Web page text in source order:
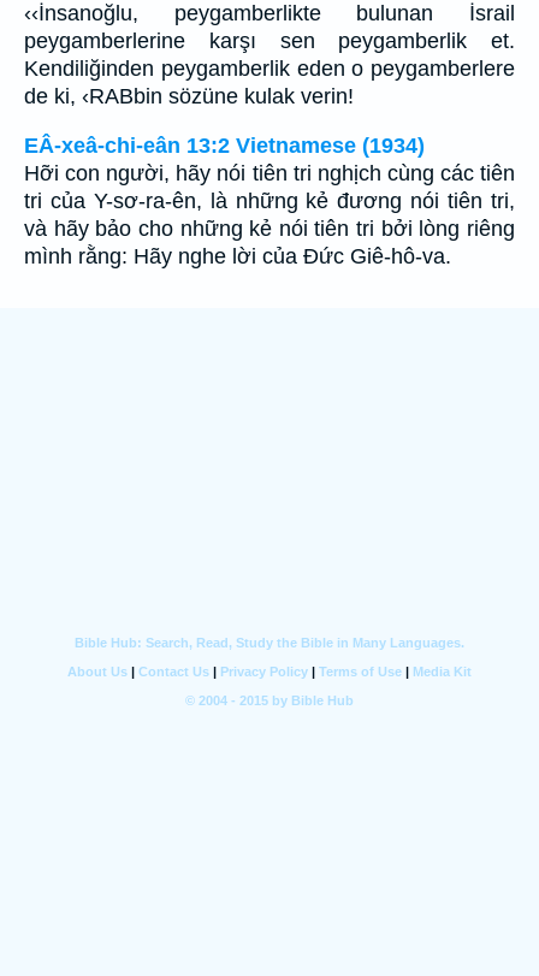
‹‹İnsanoğlu, peygamberlikte bulunan İsrail
peygamberlerine karşı sen peygamberlik et.
Kendiliğinden peygamberlik eden o peygamberlere
de ki, ‹RABbin sözüne kulak verin!
EÂ-xeâ-chi-eân 13:2 Vietnamese (1934)
Hỡi con người, hãy nói tiên tri nghịch cùng các tiên
tri của Y-sơ-ra-ên, là những kẻ đương nói tiên tri,
và hãy bảo cho những kẻ nói tiên tri bởi lòng riêng
mình rằng: Hãy nghe lời của Ðức Giê-hô-va.